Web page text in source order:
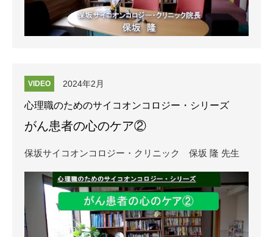
VIDEO 2024年2月
心理職のためのサイコオンコロジー・シリーズ
がん患者の心のケア②
保坂サイコオンコロジー・クリニック 保坂 隆 先生